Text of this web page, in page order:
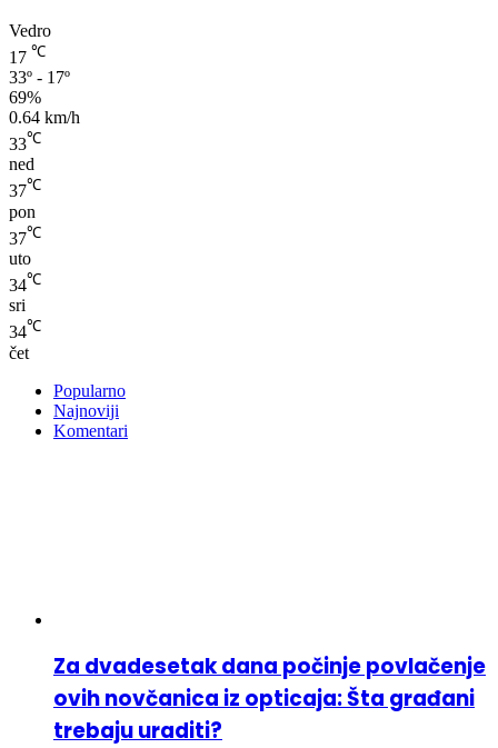
Vedro
17 ℃
33º - 17º
69%
0.64 km/h
33℃
ned
37℃
pon
37℃
uto
34℃
sri
34℃
čet
Popularno
Najnoviji
Komentari
Za dvadesetak dana počinje povlačenje
ovih novčanica iz opticaja: Šta građani
trebaju uraditi?